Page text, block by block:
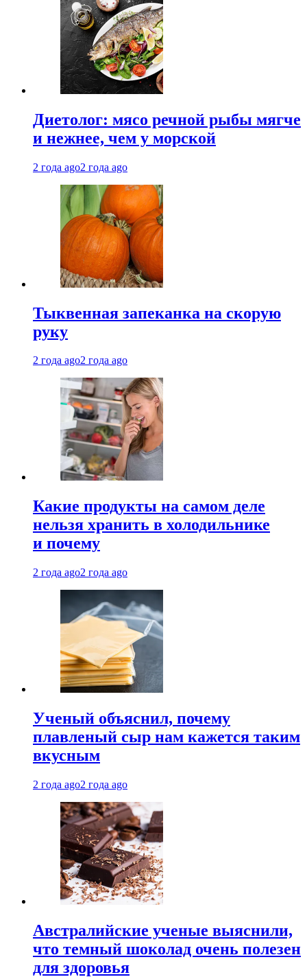
Диетолог: мясо речной рыбы мягче
и нежнее, чем у морской
2 года ago2 года ago
Тыквенная запеканка на скорую
руку
2 года ago2 года ago
Какие продукты на самом деле
нельзя хранить в холодильнике
и почему
2 года ago2 года ago
Ученый объяснил, почему
плавленый сыр нам кажется таким
вкусным
2 года ago2 года ago
Австралийские ученые выяснили,
что темный шоколад очень полезен
для здоровья